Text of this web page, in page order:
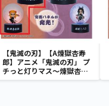
【鬼滅の刃】【A煉獄杏寿
郎】アニメ「鬼滅の刃」 プ
チっと灯りマス～煉獄杏寿
郎・胡蝶しのぶ～